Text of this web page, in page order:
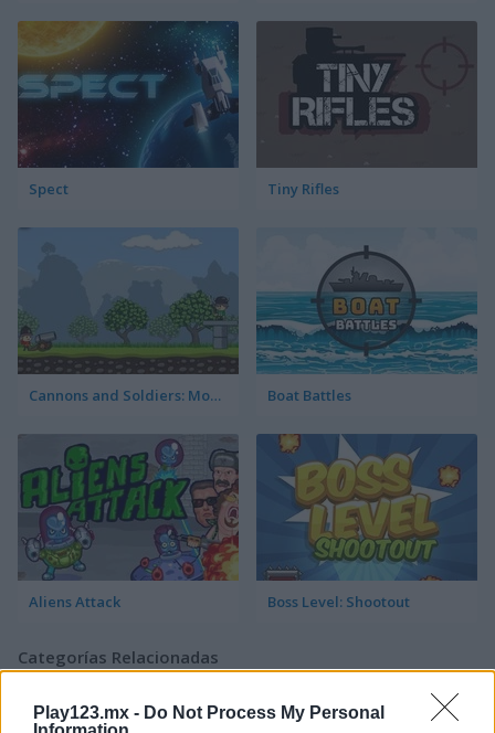
Play123.mx - Do Not Process My Personal
Spect Tiny Rifles
Cannons and Soldiers: Mountain Offense Boat Battles
Aliens Attack Boss Level: Shootout
Categorías Relacionadas
juegos de aviones